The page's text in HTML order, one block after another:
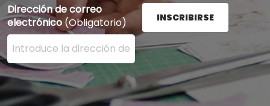
Dirección de correo
electrónico (Obligatorio)
Ingrese su dirección de correo electrónico aquí y
INSCRIBIRSE